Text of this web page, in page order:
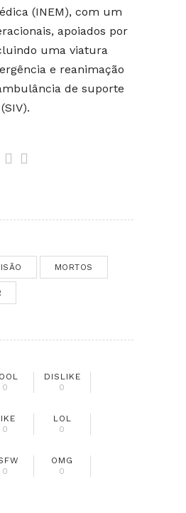
(INEM), com um
apoiados por
uma viatura
e reanimação
de suporte
MORTOS
0
DISLIKE
0
0
LOL
0
0
OMG
0